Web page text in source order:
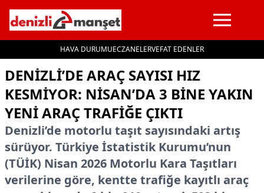
HAVA DURUMUECZANELERVEFAT EDENLER
İçeriğe geç
DENIZLI’DE ARAÇ SAYISI HIZ
KESMIYOR: NISAN’DA 3 BINE YAKIN
YENI ARAÇ TRAFIĞE ÇIKTI
Denizli’de motorlu taşıt sayısındaki artış
sürüyor. Türkiye İstatistik Kurumu’nun
(TÜİK) Nisan 2026 Motorlu Kara Taşıtları
verilerine göre, kentte trafiğe kayıtlı araç